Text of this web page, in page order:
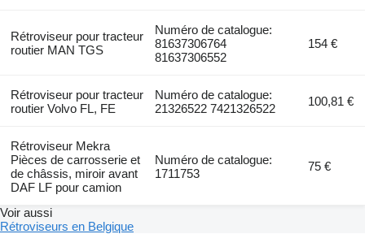
Rétroviseur pour tracteur
routier MAN TGS
Numéro de catalogue:
81637306764
81637306552
154 €
Rétroviseur pour tracteur
routier Volvo FL, FE
Numéro de catalogue:
21326522 7421326522
100,81 €
Rétroviseur Mekra
Pièces de carrosserie et
de châssis, miroir avant
DAF LF pour camion
Numéro de catalogue:
1711753
75 €
Voir aussi
Rétroviseurs en Belgique